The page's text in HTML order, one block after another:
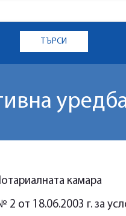
камара
от 18.06.2003 г. за